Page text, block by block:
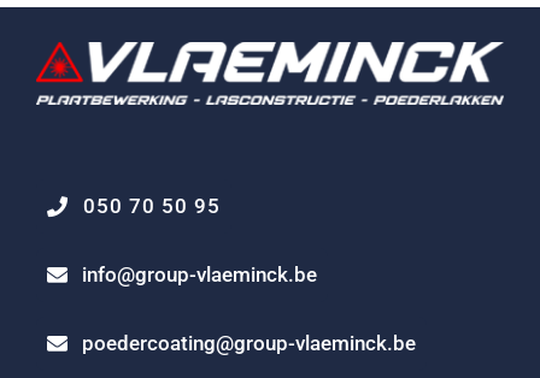
050 70 50 95
info@group-vlaeminck.be
poedercoating@group-vlaeminck.be